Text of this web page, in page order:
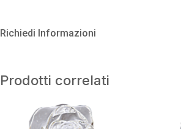
Richiedi Informazioni
Prodotti correlati